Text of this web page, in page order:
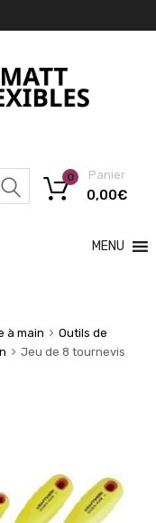
Recherche
Panier
0,00€
0
MENU
à main
Outils de
Jeu de 8 tournevis